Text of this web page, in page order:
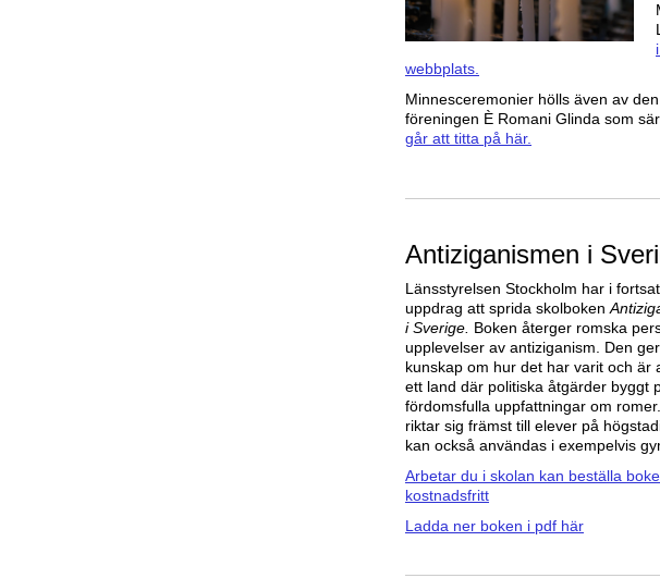
webbplats.
Minnesceremonier hölls även av
föreningen È Romani Glinda som
går att titta på här.
Antiziganismen i
Länsstyrelsen Stockholm har i
uppdrag att sprida skolboken
i Sverige. Boken återger romska
upplevelser av antiziganism. Den ger
kunskap om hur det har varit och är
ett land där politiska åtgärder byggt
fördomsfulla uppfattningar om
riktar sig främst till elever på
kan också användas i exempelvis
Arbetar du i skolan kan beställa
kostnadsfritt
Ladda ner boken i pdf här